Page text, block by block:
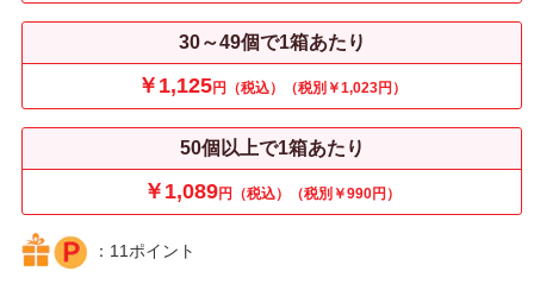
30～49個で1箱あたり
￥1,125円（税込）（税別￥1,023円）
50個以上で1箱あたり
￥1,089円（税込）（税別￥990円）
：11ポイント